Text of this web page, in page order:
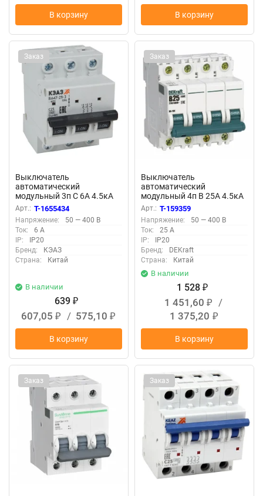
В корзину В корзину
Заказ
Выключатель
автоматический
модульный 3п C 6А 4.5кА
ВА47-29 УХЛ3 КЭАЗ 318298
Арт.: T-1655434
Напряжение:
50 — 400 В
Ток:
6 А
IP:
IP20
Бренд:
КЭАЗ
Страна:
Китай
В наличии
639 ₽
607,05 ₽ / 575,10 ₽
В корзину
Заказ
Выключатель
автоматический
модульный 4п B 25А 4.5кА
ВА-101 DEKraft 11044DEK
Арт.: T-159359
Напряжение:
50 — 400 В
Ток:
25 А
IP:
IP20
Бренд:
DEKraft
Страна:
Китай
В наличии
1 528 ₽
1 451,60 ₽
/
1 375,20 ₽
В корзину
Заказ Заказ